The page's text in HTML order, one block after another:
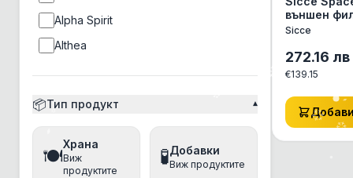
Alpha Spirit
Althea
Anima
Animonda
📦Тип продукт ▾
🍽️
Храна
Виж
продуктите
🧪Добавки
Виж продуктите
външен
800 л/час
Sicce
272.16 лв
€139.15
Добави